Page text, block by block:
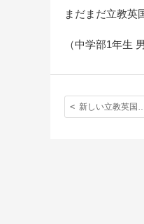
まだまだ立教英
（中学部1年生
新しい立教英国学